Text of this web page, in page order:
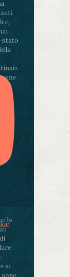
stato
la
si